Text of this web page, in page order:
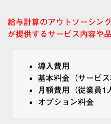
給与計算のアウトソーシン
が提供するサービス内容や
導入費用
基本料金（サービス
月額費用（従業員1
オプション料金